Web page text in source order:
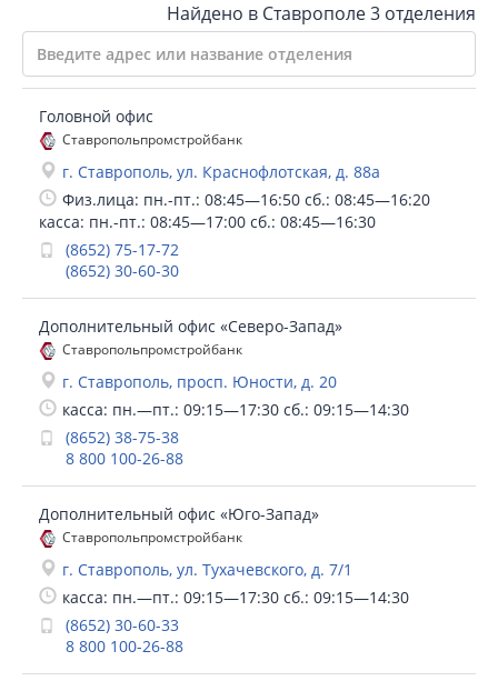
Найдено в Ставрополе3 отделения
Головной офис
Ставропольпромстройбанк
г. Ставрополь, ул. Краснофлотская, д. 88а
Физ.лица: пн.-пт.: 08:45—16:50 сб.: 08:45—16:20
касса: пн.-пт.: 08:45—17:00 сб.: 08:45—16:30
(8652) 75-17-72
(8652) 30-60-30
Дополнительный офис «Северо-Запад»
Ставропольпромстройбанк
г. Ставрополь, просп. Юности, д. 20
касса: пн.—пт.: 09:15—17:30 сб.: 09:15—14:30
(8652) 38-75-38
8 800 100-26-88
Дополнительный офис «Юго-Запад»
Ставропольпромстройбанк
г. Ставрополь, ул. Тухачевского, д. 7/1
касса: пн.—пт.: 09:15—17:30 сб.: 09:15—14:30
(8652) 30-60-33
8 800 100-26-88